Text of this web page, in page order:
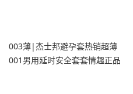
003薄|杰士邦避孕套热销超薄
001男用延时安全套套情趣正品